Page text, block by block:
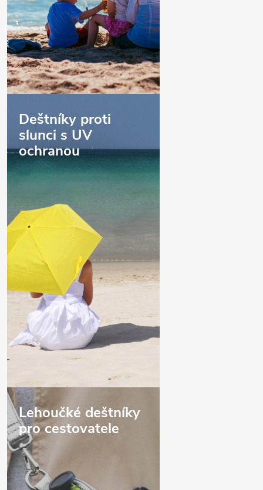
Deštníky proti
slunci s UV
ochranou
Lehoučké deštníky
pro cestovatele